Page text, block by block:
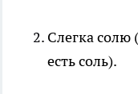
Слегка
есть соль).